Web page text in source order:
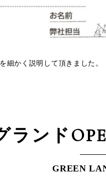
細かく説明して頂きました。
ランド
GREEN